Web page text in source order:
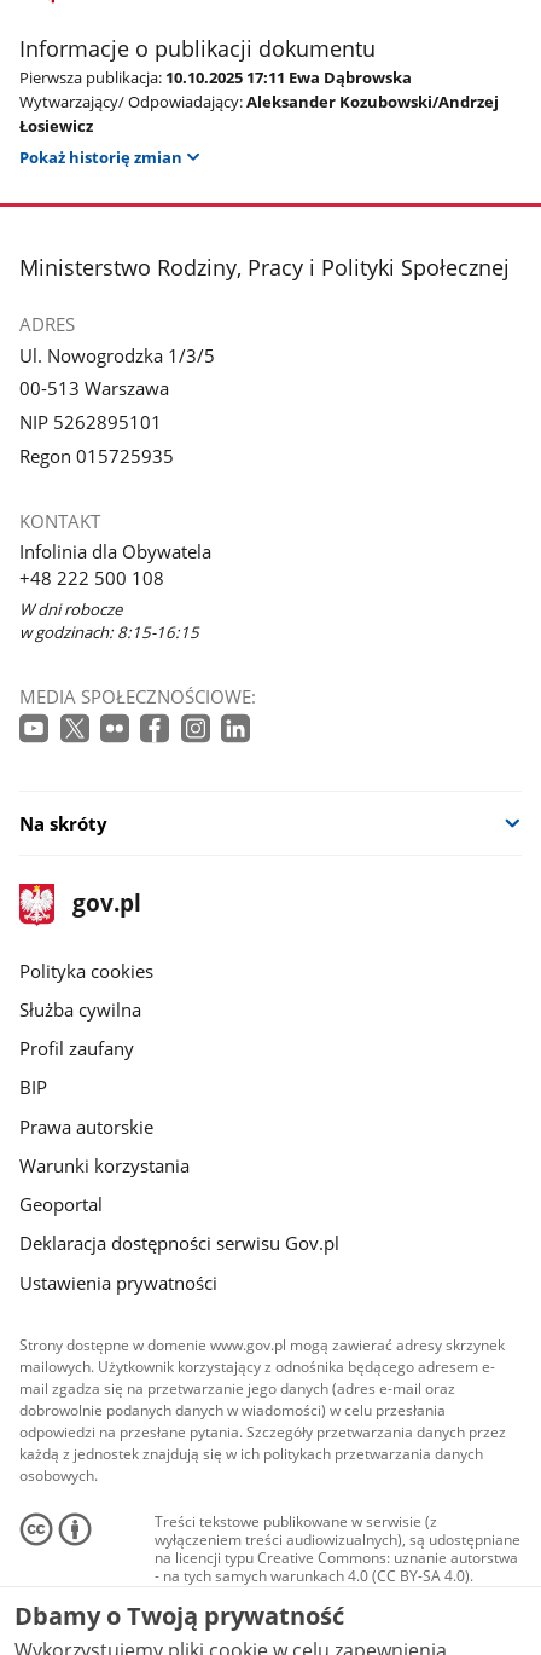
Informacje o publikacji dokumentu
Pierwsza publikacja: 10.10.2025 17:11 Ewa Dąbrowska
Wytwarzający/ Odpowiadający:Aleksander Kozubowski/Andrzej
Łosiewicz
Pokaż historię zmian
stopka
Ministerstwo Rodziny, Pracy i Polityki Społecznej
ADRES
Ul. Nowogrodzka 1/3/5
00-513 Warszawa
NIP 5262895101
Regon 015725935
KONTAKT
Infolinia dla Obywatela
+48 222 500 108
W dni robocze
w godzinach: 8:15-16:15
MEDIA SPOŁECZNOŚCIOWE:
Na skróty
stopka
gov.pl
Strona
gov.pl
gov.pl
Polityka cookies
Służba cywilna
Profil zaufany
BIP
Prawa autorskie
Warunki korzystania
Geoportal
Deklaracja dostępności serwisu Gov.pl
Ustawienia prywatności
Strony dostępne w domenie www.gov.pl mogą zawierać adresy skrzynek
mailowych. Użytkownik korzystający z odnośnika będącego adresem e-
mail zgadza się na przetwarzanie jego danych (adres e-mail oraz
dobrowolnie podanych danych w wiadomości) w celu przesłania
odpowiedzi na przesłane pytania. Szczegóły przetwarzania danych przez
każdą z jednostek znajdują się w ich politykach przetwarzania danych
osobowych.
Treści tekstowe publikowane w serwisie (z
wyłączeniem treści audiowizualnych), są udostępniane
na licencji typu Creative Commons: uznanie autorstwa
- na tych samych warunkach 4.0 (CC BY-SA 4.0).
Materiały audiowizualne, w tym zdjęcia, materiały
audio i wideo, są udostępniane na licencji typu
Creative Commons: uznanie autorstwa użycie
niekomercyjne - bez utworów zależnych 4.0 (CC BY-
Dbamy o Twoją prywatność